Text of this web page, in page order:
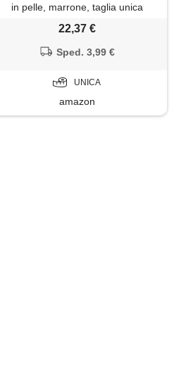
in pelle, marrone, taglia unica
22,37 €
Sped. 3,99 €
UNICA
amazon